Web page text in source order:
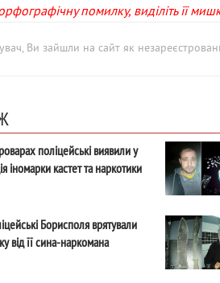
помилку, виділіть її
Ви зайшли на сайт як
поліцейські виявили у
іномарки кастет та наркотики
Борисполя врятували
від її сина-наркомана